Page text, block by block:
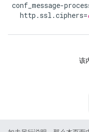
conf_message-
  http.ssl.ciphers=
该